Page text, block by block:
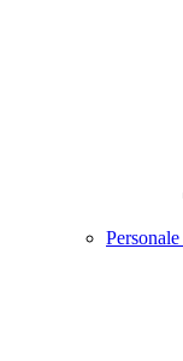
Personale